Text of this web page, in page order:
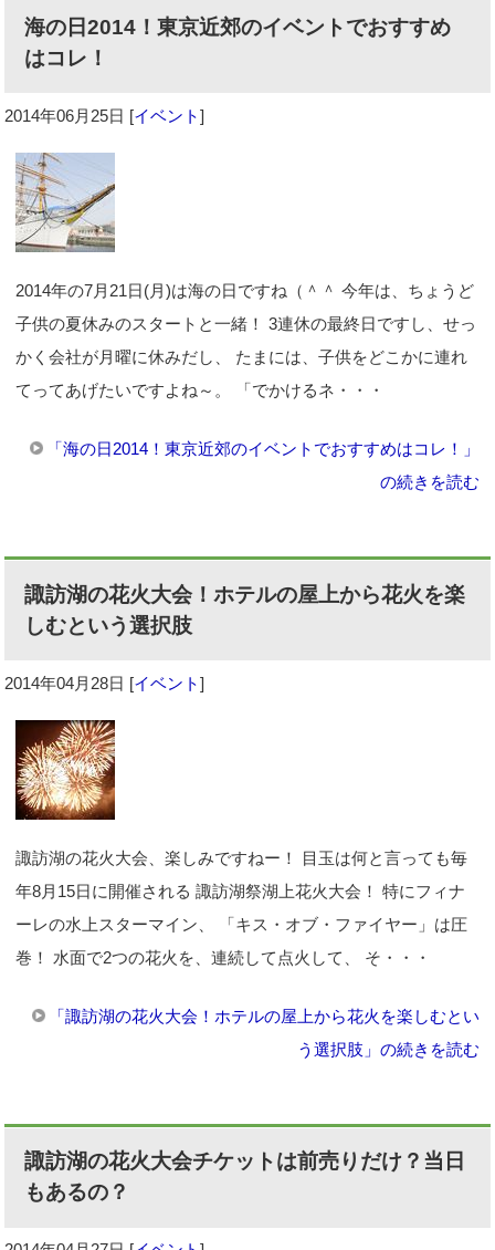
海の日2014！東京近郊のイベントでおすすめ
はコレ！
2014年06月25日 [イベント]
2014年の7月21日(月)は海の日ですね（＾＾ 今年は、ちょうど
子供の夏休みのスタートと一緒！ 3連休の最終日ですし、せっ
かく会社が月曜に休みだし、 たまには、子供をどこかに連れ
てってあげたいですよね～。 「でかけるネ・・・
「海の日2014！東京近郊のイベントでおすすめはコレ！」
の続きを読む
諏訪湖の花火大会！ホテルの屋上から花火を楽
しむという選択肢
2014年04月28日 [イベント]
諏訪湖の花火大会、楽しみですねー！ 目玉は何と言っても毎
年8月15日に開催される 諏訪湖祭湖上花火大会！ 特にフィナ
ーレの水上スターマイン、 「キス・オブ・ファイヤー」は圧
巻！ 水面で2つの花火を、連続して点火して、 そ・・・
「諏訪湖の花火大会！ホテルの屋上から花火を楽しむとい
う選択肢」の続きを読む
諏訪湖の花火大会チケットは前売りだけ？当日
もあるの？